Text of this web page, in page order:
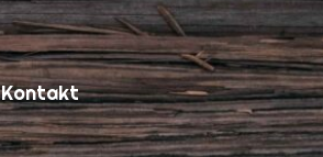
Kontakt